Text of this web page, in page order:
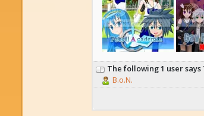
The following 1 user says
B.o.N.